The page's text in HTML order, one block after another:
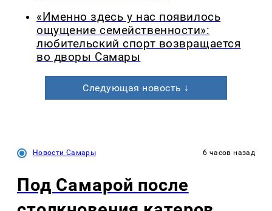
«Именно здесь у нас появилось
ощущение семейственности»:
любительский спорт возвращается
во дворы Самары
Следующая новость ↓
Новости Самары 6 часов назад
Под Самарой после